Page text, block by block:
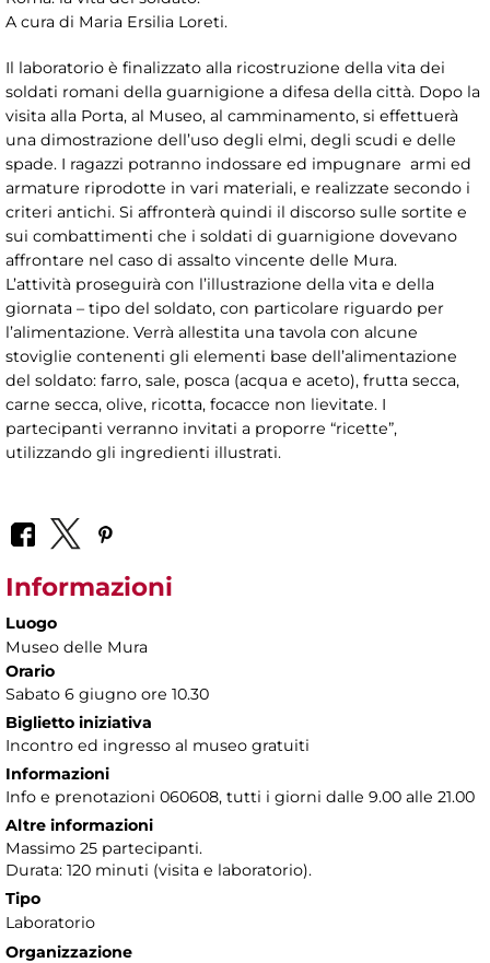
A cura di Maria Ersilia Loreti.
Il laboratorio è finalizzato alla ricostruzione della vita dei
soldati romani della guarnigione a difesa della città. Dopo la
visita alla Porta, al Museo, al camminamento, si effettuerà
una dimostrazione dell’uso degli elmi, degli scudi e delle
spade. I ragazzi potranno indossare ed impugnare armi ed
armature riprodotte in vari materiali, e realizzate secondo i
criteri antichi. Si affronterà quindi il discorso sulle sortite e
sui combattimenti che i soldati di guarnigione dovevano
affrontare nel caso di assalto vincente delle Mura.
L’attività proseguirà con l’illustrazione della vita e della
giornata – tipo del soldato, con particolare riguardo per
l’alimentazione. Verrà allestita una tavola con alcune
stoviglie contenenti gli elementi base dell’alimentazione
del soldato: farro, sale, posca (acqua e aceto), frutta secca,
carne secca, olive, ricotta, focacce non lievitate. I
partecipanti verranno invitati a proporre “ricette”,
utilizzando gli ingredienti illustrati.
Informazioni
Luogo
Museo delle Mura
Orario
Sabato 6 giugno ore 10.30
Biglietto iniziativa
Incontro ed ingresso al museo gratuiti
Informazioni
Info e prenotazioni 060608, tutti i giorni dalle 9.00 alle 21.00
Altre informazioni
Massimo 25 partecipanti.
Durata: 120 minuti (visita e laboratorio).
Tipo
Laboratorio
Organizzazione